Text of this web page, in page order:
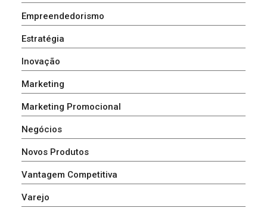
Empreendedorismo
Estratégia
Inovação
Marketing
Marketing Promocional
Negócios
Novos Produtos
Vantagem Competitiva
Varejo